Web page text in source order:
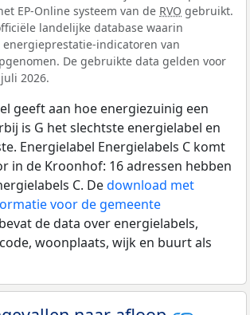
EP-Online systeem van de RVO gebruikt.
landelijke database waarin
indicatoren van
De gebruikte data gelden voor
2026.
geeft aan hoe energiezuinig een
is G het slechtste energielabel en
Energielabel Energielabels C komt
in de Kroonhof: 16 adressen hebben
C. Dedownload met
voor de gemeente
bevat de data over energielabels,
woonplaats, wijk en buurt als